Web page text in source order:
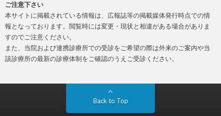
ご注意下さい
本サイトに掲載されている情報は、広報誌等の掲載媒体発行時点での情
報となっております。閲覧時には変更・現状と相違がある場合がありま
すのでご注意ください。
また、当院および連携診療所での受診をご希望の際は外来のご案内や当
該診療所の最新の診療体制をご確認のうえご受診ください。
Back to Top